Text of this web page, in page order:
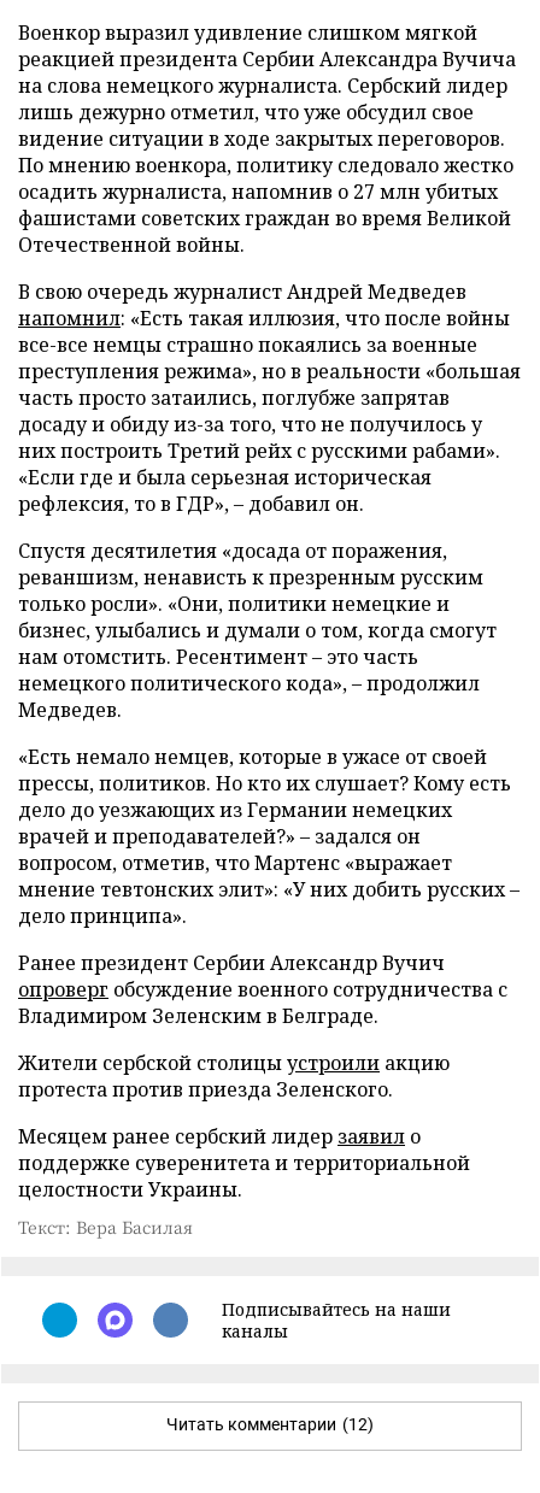
Военкор выразил удивление слишком мягкой
реакцией президента Сербии Александра Вучича
на слова немецкого журналиста. Сербский лидер
лишь дежурно отметил, что уже обсудил свое
видение ситуации в ходе закрытых переговоров.
По мнению военкора, политику следовало жестко
осадить журналиста, напомнив о 27 млн убитых
фашистами советских граждан во время Великой
Отечественной войны.
В свою очередь журналист Андрей Медведев
напомнил: «Есть такая иллюзия, что после войны
все-все немцы страшно покаялись за военные
преступления режима», но в реальности «большая
часть просто затаились, поглубже запрятав
досаду и обиду из-за того, что не получилось у
них построить Третий рейх с русскими рабами».
«Если где и была серьезная историческая
рефлексия, то в ГДР», – добавил он.
Спустя десятилетия «досада от поражения,
реваншизм, ненависть к презренным русским
только росли». «Они, политики немецкие и
бизнес, улыбались и думали о том, когда смогут
нам отомстить. Ресентимент – это часть
немецкого политического кода», – продолжил
Медведев.
«Есть немало немцев, которые в ужасе от своей
прессы, политиков. Но кто их слушает? Кому есть
дело до уезжающих из Германии немецких
врачей и преподавателей?» – задался он
вопросом, отметив, что Мартенс «выражает
мнение тевтонских элит»: «У них добить русских –
дело принципа».
Ранее президент Сербии Александр Вучич
опроверг обсуждение военного сотрудничества с
Владимиром Зеленским в Белграде.
Жители сербской столицыустроили акцию
протеста против приезда Зеленского.
Месяцем ранее сербский лидер заявил о
поддержке суверенитета и территориальной
целостности Украины.
Текст: Вера Басилая
Подписывайтесь на наши
каналы
Читать комментарии (12)